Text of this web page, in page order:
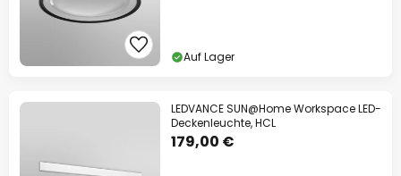
Auf Lager
LEDVANCE SUN@Home Workspace LED-
Deckenleuchte, HCL
179,00 €